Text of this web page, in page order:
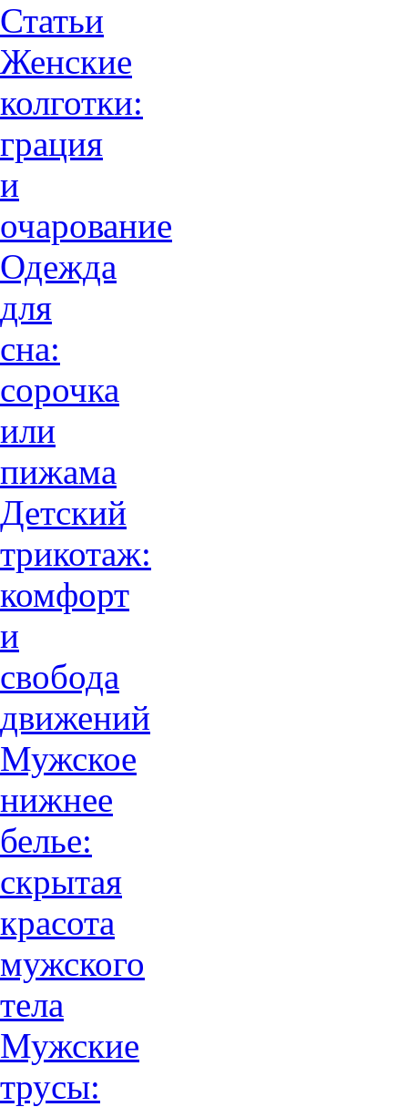
Статьи
Женские
колготки:
грация
и
очарованиe
Одежда
для
сна:
сорочка
или
пижама
Детский
трикотаж:
комфорт
и
свобода
движений
Мужское
нижнее
белье:
скрытая
красота
мужского
тела
Мужские
трусы: